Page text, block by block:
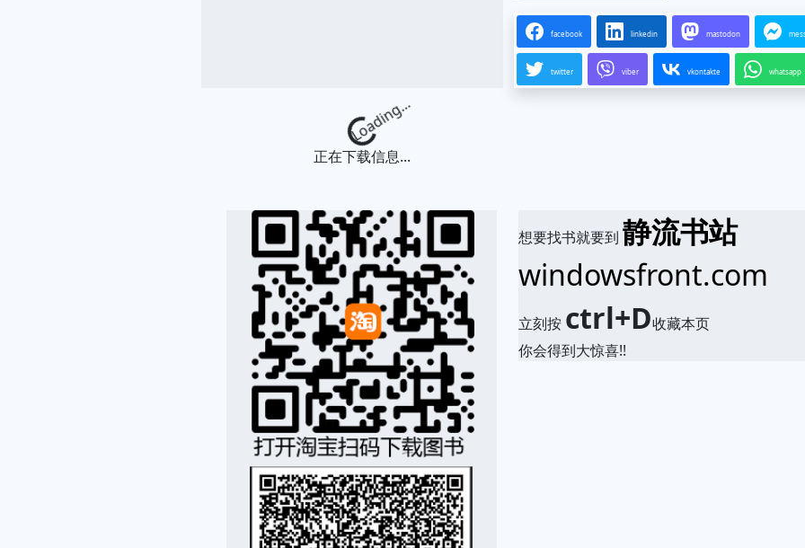
facebook linkedin mastodon
twitter viber vkontakte whatsapp
Loading...
正在下载信息...
想要找书就要到静流书站
windowsfront.com
立刻按 ctrl+D收藏本页
你会得到大惊喜!!